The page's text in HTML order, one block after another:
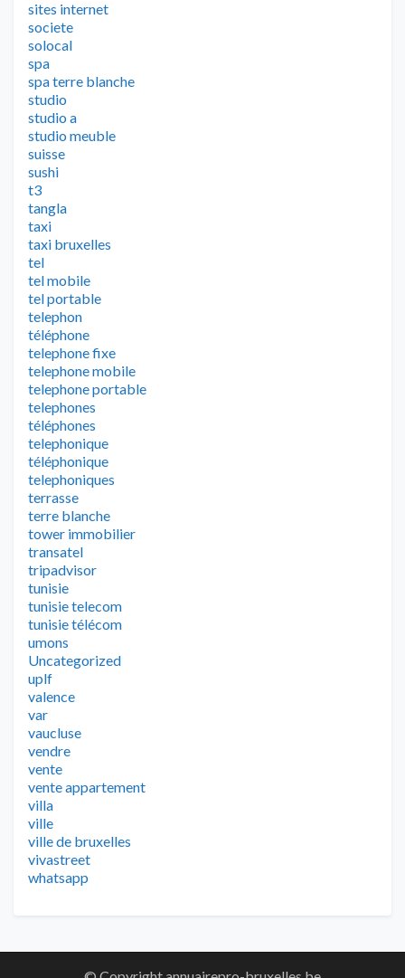
sites internet
societe
solocal
spa
spa terre blanche
studio
studio a
studio meuble
suisse
sushi
t3
tangla
taxi
taxi bruxelles
tel
tel mobile
tel portable
telephon
téléphone
telephone fixe
telephone mobile
telephone portable
telephones
téléphones
telephonique
téléphonique
telephoniques
terrasse
terre blanche
tower immobilier
transatel
tripadvisor
tunisie
tunisie telecom
tunisie télécom
umons
Uncategorized
uplf
valence
var
vaucluse
vendre
vente
vente appartement
villa
ville
ville de bruxelles
vivastreet
whatsapp